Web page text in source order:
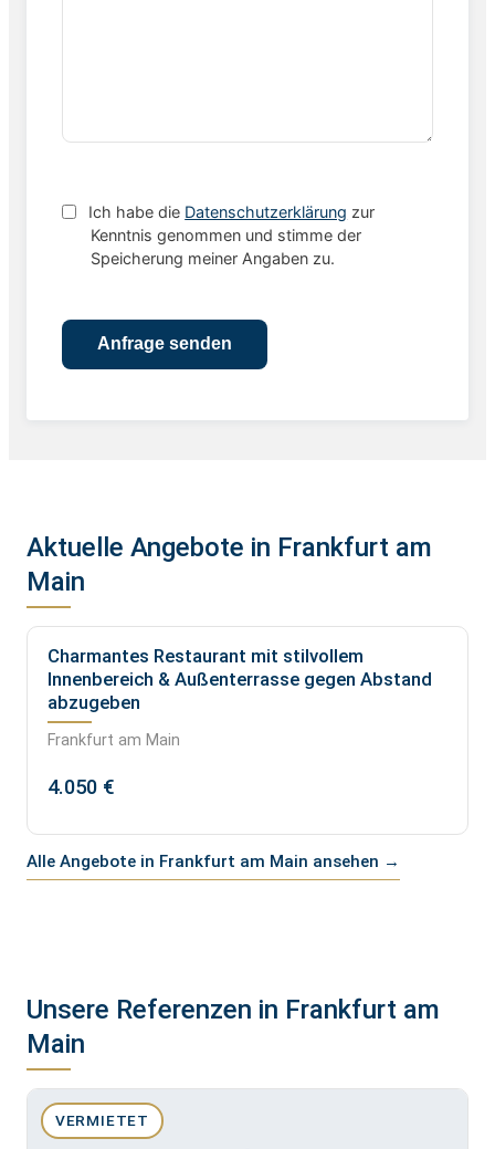
Ich habe die Datenschutzerklärung zur
Kenntnis genommen und stimme der
Speicherung meiner Angaben zu.
Aktuelle Angebote in Frankfurt am
Main
Charmantes Restaurant mit stilvollem
Innenbereich & Außenterrasse gegen Abstand
abzugeben
Frankfurt am Main
4.050 €
Alle Angebote in Frankfurt am Main ansehen →
Unsere Referenzen in Frankfurt am
Main
VERMIETET